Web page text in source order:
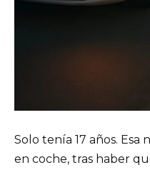
Solo tenía 17 años. Esa
en coche, tras haber